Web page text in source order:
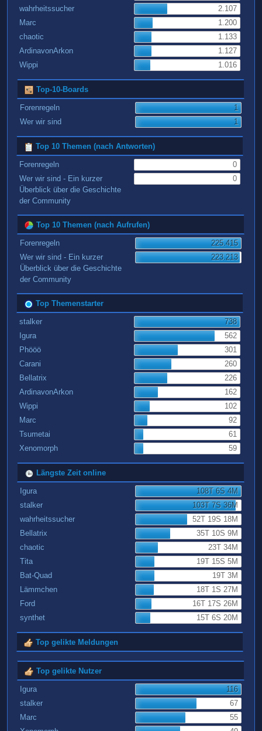
wahrheitssucher
2.107
Marc
1.200
chaotic
1.133
ArdinavonArkon
1.127
Wippi
1.016
Top-10-Boards
Forenregeln
1
Wer wir sind
1
Top 10 Themen (nach Antworten)
Forenregeln
0
Wer wir sind - Ein kurzer
Überblick über die Geschichte
der Community
0
Top 10 Themen (nach Aufrufen)
Forenregeln
225.415
Wer wir sind - Ein kurzer
Überblick über die Geschichte
der Community
223.213
Top Themenstarter
stalker
738
Igura
562
Phööö
301
Carani
260
Bellatrix
226
ArdinavonArkon
162
Wippi
102
Marc
92
Tsumetai
61
Xenomorph
59
Längste Zeit online
Igura
108T 6S 4M
stalker
103T 7S 36M
wahrheitssucher
52T 19S 18M
Bellatrix
35T 10S 9M
chaotic
23T 34M
Tita
19T 15S 5M
Bat-Quad
19T 3M
Lämmchen
18T 1S 27M
Ford
16T 17S 26M
synthet
15T 6S 20M
Top gelikte Meldungen
Top gelikte Nutzer
Igura
116
stalker
67
Marc
55